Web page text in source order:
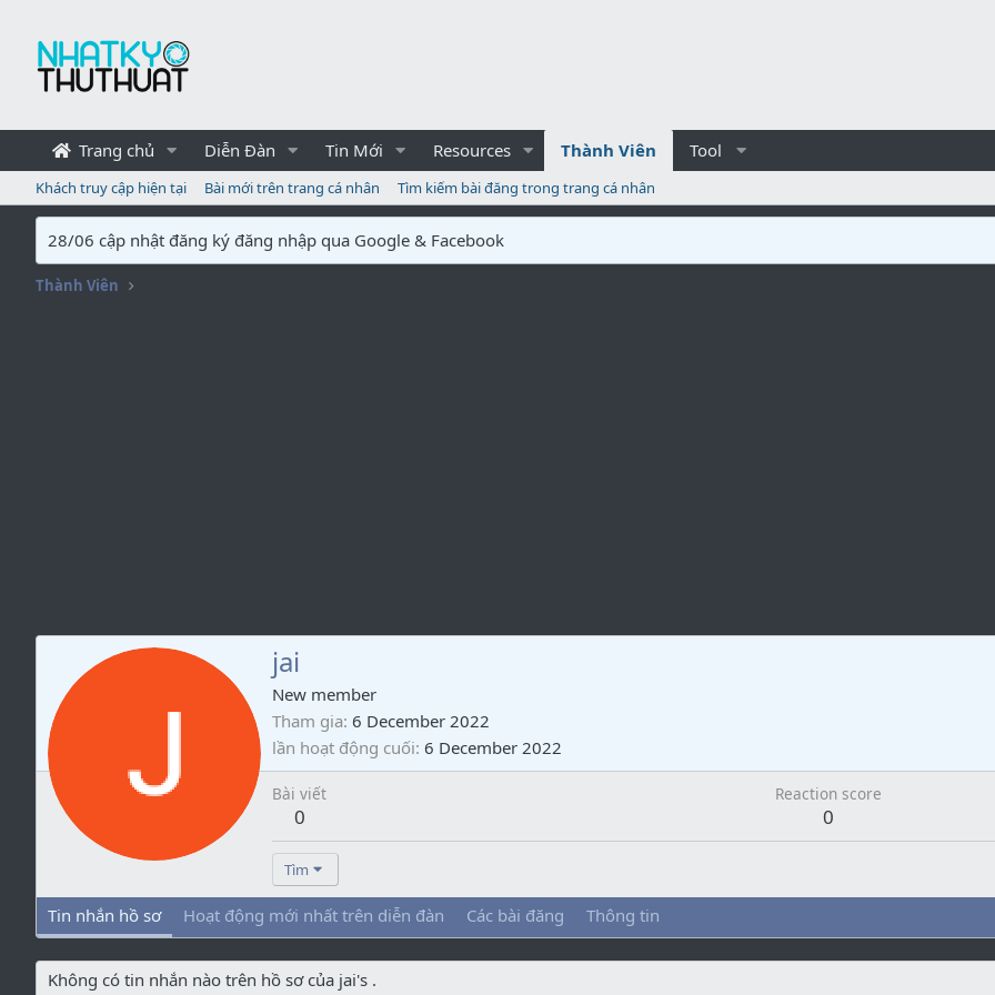
Trang chủ Diễn Đàn Tin Mới Resources Thành Viên Tool
Khách truy cập hiện tại Bài mới trên trang cá nhân Tìm kiếm bài đăng trong trang cá nhân
28/06 cập nhật đăng ký đăng nhập qua Google & Facebook
Thành Viên
jai
New member
Tham gia 6 December 2022
lần hoạt động cuối 6 December 2022
Bài viết
0
Reaction score
0
Tìm
Tin nhắn hồ sơ Hoạt động mới nhất trên diễn đàn Các bài đăng Thông tin
Không có tin nhắn nào trên hồ sơ của jai's .